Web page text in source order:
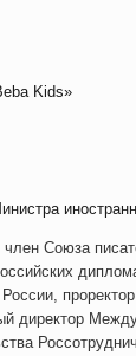
Kids»
Союза
директор